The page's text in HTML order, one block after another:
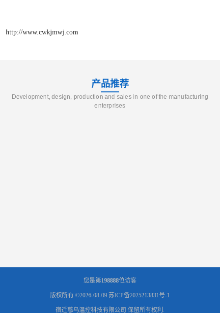
http://www.cwkjmwj.com
产品推荐
Development, design, production and sales in one of the manufacturing
enterprises
您是第198888位访客
版权所有 ©2026-08-09 苏ICP备2025213831号-1
宿迁慈乌温控科技有限公司 保留所有权利.